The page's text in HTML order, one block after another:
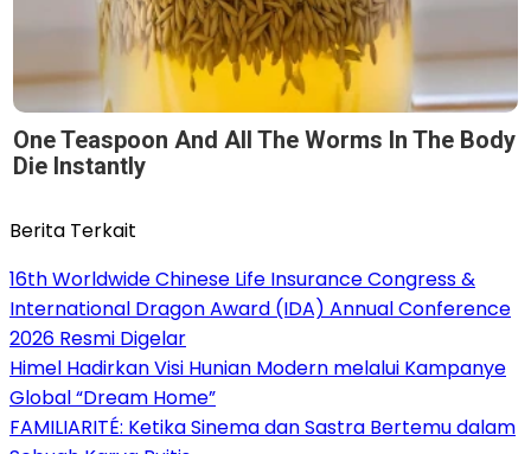
One Teaspoon And All The Worms In The Body
Die Instantly
Berita Terkait
16th Worldwide Chinese Life Insurance Congress &
International Dragon Award (IDA) Annual Conference
2026 Resmi Digelar
Himel Hadirkan Visi Hunian Modern melalui Kampanye
Global “Dream Home”
FAMILIARITÉ: Ketika Sinema dan Sastra Bertemu dalam